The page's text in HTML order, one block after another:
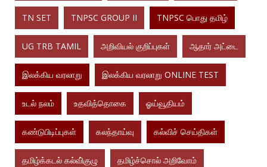
TN SET TNPSC GROUP II TNPSC பொது தமிழ்
UG TRB TAMIL அறிவியல் குறிப்புகள் ஆதார் அட்டை
இலக்கிய வரலாறு இலக்கிய வரலாறு ONLINE TEST
உடல் நலம் உதவித்தொகை ஓய்வூதியம்
கண்டுபிடிப்புகள் கலந்தாய்வு கல்விச் செய்திகள்
தமிழ்க்கடல் கல்வி்குழு தமிழ்ச்சொல் அறிவோம்